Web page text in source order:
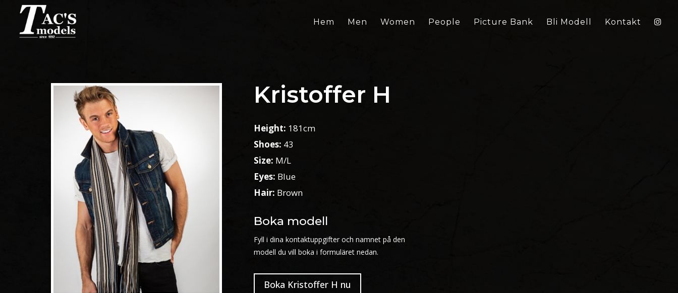
Hem Men Women People Picture Bank Bli Modell Kontakt
Kristoffer H
Height: 181cm
Shoes: 43
Size: M/L
Eyes: Blue
Hair: Brown
Boka modell
Fyll i dina kontaktuppgifter och namnet på den
modell du vill boka i formuläret nedan.
Boka Kristoffer H nu